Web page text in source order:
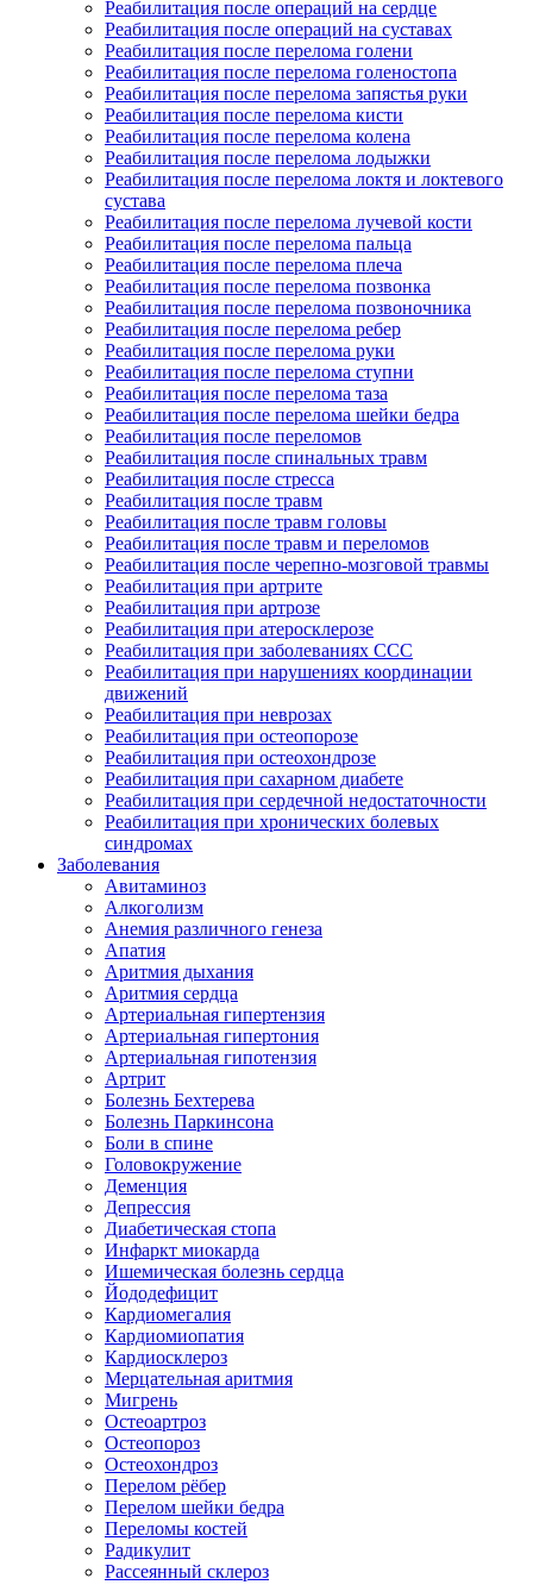
Реабилитация после операций на сердце
Реабилитация после операций на суставах
Реабилитация после перелома голени
Реабилитация после перелома голеностопа
Реабилитация после перелома запястья руки
Реабилитация после перелома кисти
Реабилитация после перелома колена
Реабилитация после перелома лодыжки
Реабилитация после перелома локтя и локтевого
сустава
Реабилитация после перелома лучевой кости
Реабилитация после перелома пальца
Реабилитация после перелома плеча
Реабилитация после перелома позвонка
Реабилитация после перелома позвоночника
Реабилитация после перелома ребер
Реабилитация после перелома руки
Реабилитация после перелома ступни
Реабилитация после перелома таза
Реабилитация после перелома шейки бедра
Реабилитация после переломов
Реабилитация после спинальных травм
Реабилитация после стресса
Реабилитация после травм
Реабилитация после травм головы
Реабилитация после травм и переломов
Реабилитация после черепно-мозговой травмы
Реабилитация при артрите
Реабилитация при артрозе
Реабилитация при атеросклерозе
Реабилитация при заболеваниях ССС
Реабилитация при нарушениях координации
движений
Реабилитация при неврозах
Реабилитация при остеопорозе
Реабилитация при остеохондрозе
Реабилитация при сахарном диабете
Реабилитация при сердечной недостаточности
Реабилитация при хронических болевых
синдромах
Заболевания
Авитаминоз
Алкоголизм
Анемия различного генеза
Апатия
Аритмия дыхания
Аритмия сердца
Артериальная гипертензия
Артериальная гипертония
Артериальная гипотензия
Артрит
Болезнь Бехтерева
Болезнь Паркинсона
Боли в спине
Головокружение
Деменция
Депрессия
Диабетическая стопа
Инфаркт миокарда
Ишемическая болезнь сердца
Йододефицит
Кардиомегалия
Кардиомиопатия
Кардиосклероз
Мерцательная аритмия
Мигрень
Остеоартроз
Остеопороз
Остеохондроз
Перелом рёбер
Перелом шейки бедра
Переломы костей
Радикулит
Рассеянный склероз